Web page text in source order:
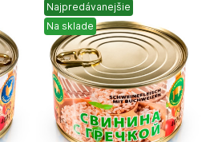
Najpredávanejšie
Na sklade